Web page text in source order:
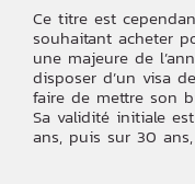
Ce titre est
souhaitant acheter
une majeure de
disposer d’un visa
faire de mettre son
Sa validité initiale
ans, puis sur 30